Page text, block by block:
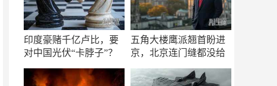
印度豪赌千亿卢比，要
对中国光伏“卡脖子”？
五角大楼鹰派翘首盼进
京，北京连门缝都没给